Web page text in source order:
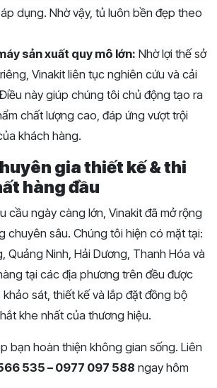
dụng. Nhờ vậy, tủ luôn bền đẹp theo
sản xuất quy mô lớn: Nhờ lợi thế sở
Vinakit liên tục nghiên cứu và cải
này giúp chúng tôi chủ động tạo ra
chất lượng cao, đáp ứng vượt trội
khách hàng.
gia thiết kế & thi
hàng đầu
cầu ngày càng lớn, Vinakit đã mở rộng
chuyên sâu. Chúng tôi hiện có mặt tại:
Quảng Ninh, Hải Dương, Thanh Hóa và
tại các địa phương trên đều được
sát, thiết kế và lắp đặt đồng bộ
khe nhất của thương hiệu.
bạn hoàn thiện không gian sống. Liên
535 – 0977 097 588 ngay hôm